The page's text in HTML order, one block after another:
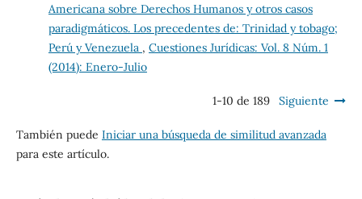
Americana sobre Derechos Humanos y otros casos
paradigmáticos. Los precedentes de: Trinidad y tobago;
Perú y Venezuela , Cuestiones Jurídicas: Vol. 8 Núm. 1
(2014): Enero-Julio
1-10 de 189 Siguiente
También puede Iniciar una búsqueda de similitud avanzada
para este artículo.